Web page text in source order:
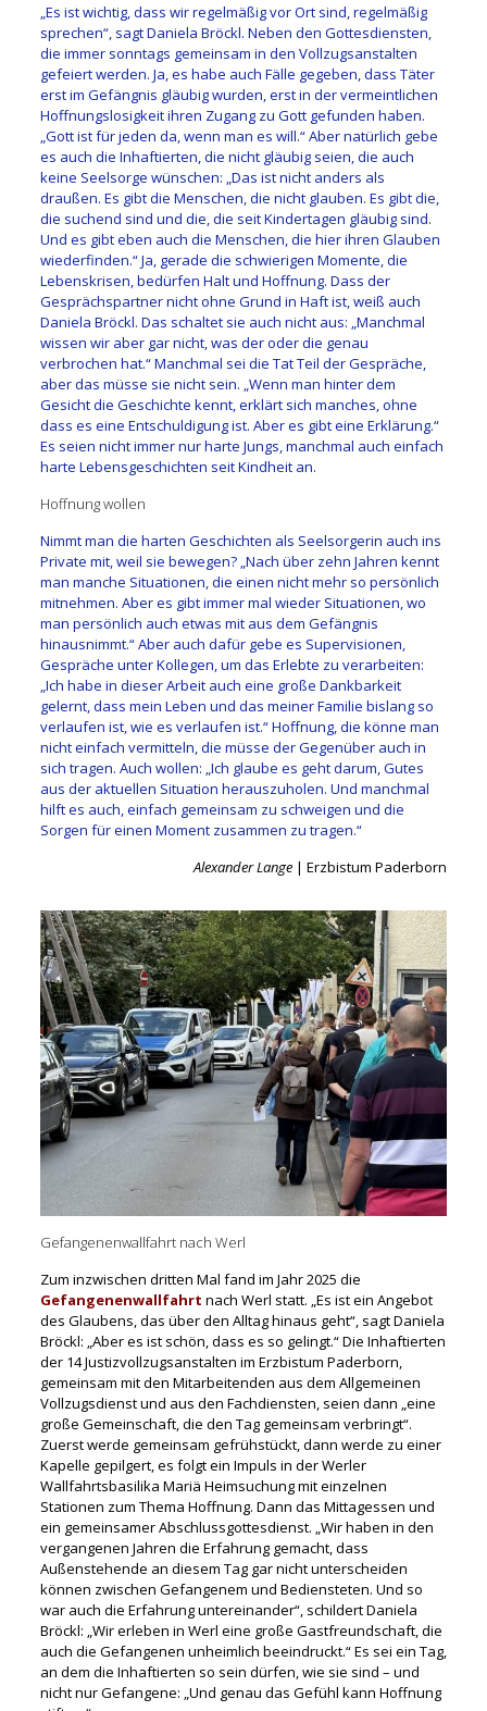
„Es ist wichtig, dass wir regelmäßig vor Ort sind, regelmäßig
sprechen“, sagt Daniela Bröckl. Neben den Gottesdiensten,
die immer sonntags gemeinsam in den Vollzugsanstalten
gefeiert werden. Ja, es habe auch Fälle gegeben, dass Täter
erst im Gefängnis gläubig wurden, erst in der vermeintlichen
Hoffnungslosigkeit ihren Zugang zu Gott gefunden haben.
„Gott ist für jeden da, wenn man es will.“ Aber natürlich gebe
es auch die Inhaftierten, die nicht gläubig seien, die auch
keine Seelsorge wünschen: „Das ist nicht anders als
draußen. Es gibt die Menschen, die nicht glauben. Es gibt die,
die suchend sind und die, die seit Kindertagen gläubig sind.
Und es gibt eben auch die Menschen, die hier ihren Glauben
wiederfinden.“ Ja, gerade die schwierigen Momente, die
Lebenskrisen, bedürfen Halt und Hoffnung. Dass der
Gesprächspartner nicht ohne Grund in Haft ist, weiß auch
Daniela Bröckl. Das schaltet sie auch nicht aus: „Manchmal
wissen wir aber gar nicht, was der oder die genau
verbrochen hat.“ Manchmal sei die Tat Teil der Gespräche,
aber das müsse sie nicht sein. „Wenn man hinter dem
Gesicht die Geschichte kennt, erklärt sich manches, ohne
dass es eine Entschuldigung ist. Aber es gibt eine Erklärung.“
Es seien nicht immer nur harte Jungs, manchmal auch einfach
harte Lebensgeschichten seit Kindheit an.
Hoffnung wollen
Nimmt man die harten Geschichten als Seelsorgerin auch ins
Private mit, weil sie bewegen? „Nach über zehn Jahren kennt
man manche Situationen, die einen nicht mehr so persönlich
mitnehmen. Aber es gibt immer mal wieder Situationen, wo
man persönlich auch etwas mit aus dem Gefängnis
hinausnimmt.“ Aber auch dafür gebe es Supervisionen,
Gespräche unter Kollegen, um das Erlebte zu verarbeiten:
„Ich habe in dieser Arbeit auch eine große Dankbarkeit
gelernt, dass mein Leben und das meiner Familie bislang so
verlaufen ist, wie es verlaufen ist.“ Hoffnung, die könne man
nicht einfach vermitteln, die müsse der Gegenüber auch in
sich tragen. Auch wollen: „Ich glaube es geht darum, Gutes
aus der aktuellen Situation herauszuholen. Und manchmal
hilft es auch, einfach gemeinsam zu schweigen und die
Sorgen für einen Moment zusammen zu tragen.“
Alexander Lange | Erzbistum Paderborn
Gefangenenwallfahrt nach Werl
Zum inzwischen dritten Mal fand im Jahr 2025 die
Gefangenenwallfahrt nach Werl statt. „Es ist ein Angebot
des Glaubens, das über den Alltag hinaus geht“, sagt Daniela
Bröckl: „Aber es ist schön, dass es so gelingt.“ Die Inhaftierten
der 14 Justizvollzugsanstalten im Erzbistum Paderborn,
gemeinsam mit den Mitarbeitenden aus dem Allgemeinen
Vollzugsdienst und aus den Fachdiensten, seien dann „eine
große Gemeinschaft, die den Tag gemeinsam verbringt“.
Zuerst werde gemeinsam gefrühstückt, dann werde zu einer
Kapelle gepilgert, es folgt ein Impuls in der Werler
Wallfahrtsbasilika Mariä Heimsuchung mit einzelnen
Stationen zum Thema Hoffnung. Dann das Mittagessen und
ein gemeinsamer Abschlussgottesdienst. „Wir haben in den
vergangenen Jahren die Erfahrung gemacht, dass
Außenstehende an diesem Tag gar nicht unterscheiden
können zwischen Gefangenem und Bediensteten. Und so
war auch die Erfahrung untereinander“, schildert Daniela
Bröckl: „Wir erleben in Werl eine große Gastfreundschaft, die
auch die Gefangenen unheimlich beeindruckt.“ Es sei ein Tag,
an dem die Inhaftierten so sein dürfen, wie sie sind – und
nicht nur Gefangene: „Und genau das Gefühl kann Hoffnung